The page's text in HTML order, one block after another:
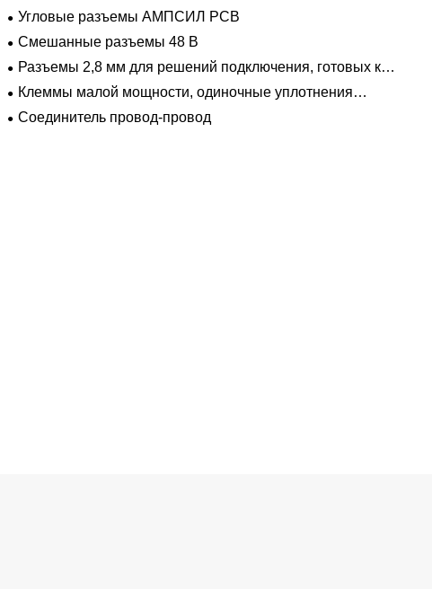
Угловые разъемы АМПСИЛ PCB
Смешанные разъемы 48 В
Разъемы 2,8 мм для решений подключения, готовых к
напряжению 48 В
Клеммы малой мощности, одиночные уплотнения
проводов 1,2 мм-2,8 мм
Соединитель провод-провод